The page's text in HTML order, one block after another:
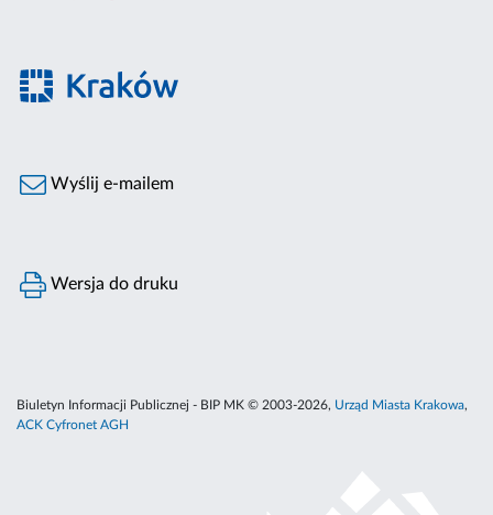
Wyślij e-mailem
Wersja do druku
Biuletyn Informacji Publicznej - BIP MK © 2003-2026, Urząd Miasta Krakowa,
ACK Cyfronet AGH